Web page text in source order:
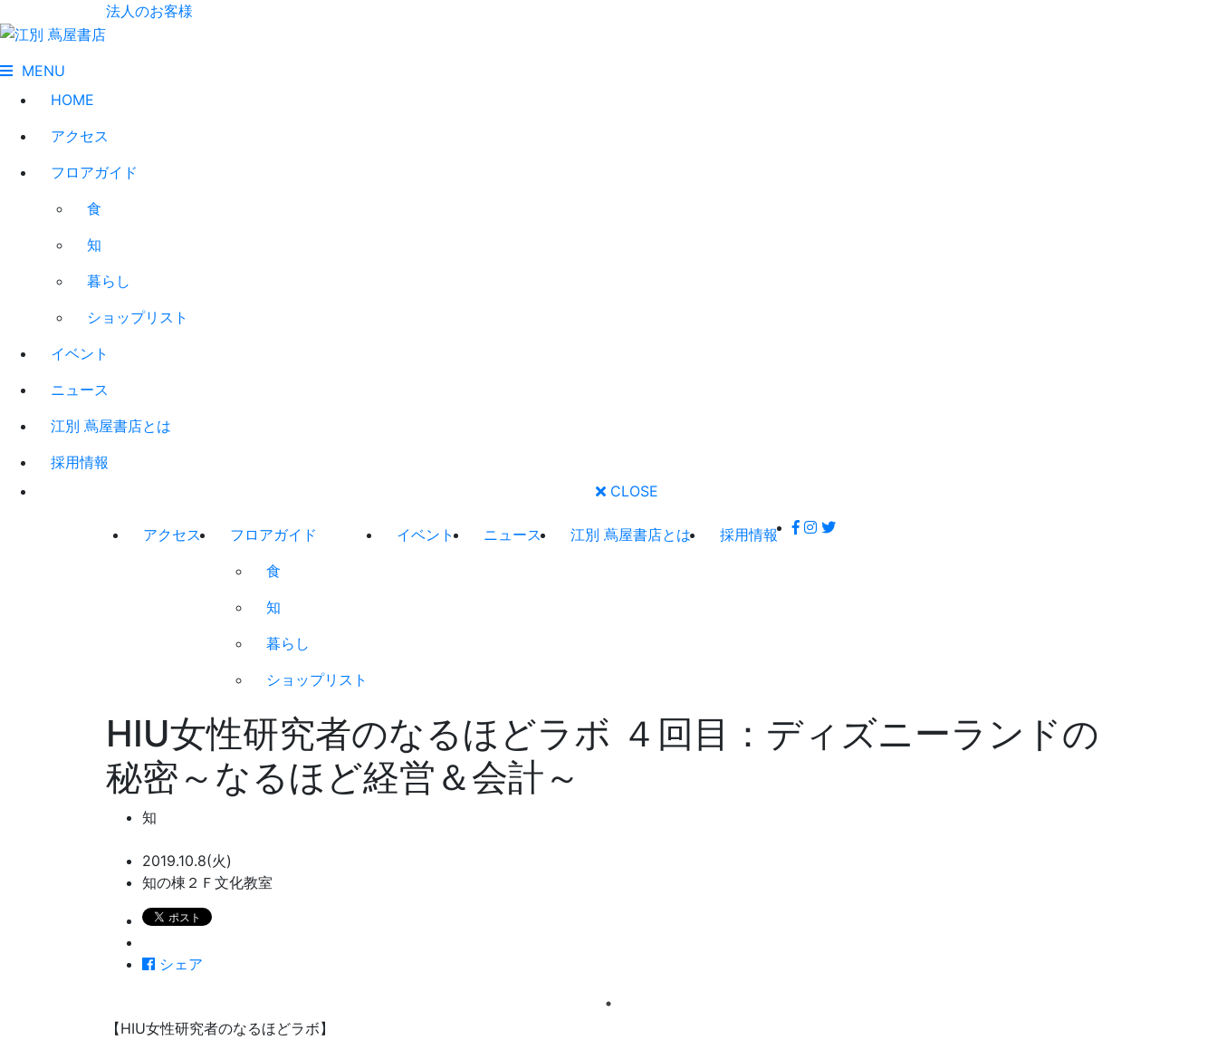
法人のお客様
MENU
HOME
アクセス
フロアガイド
食
知
暮らし
ショップリスト
イベント
ニュース
江別 蔦屋書店とは
採用情報
CLOSE
アクセス
フロアガイド
食
知
暮らし
ショップリスト
イベント ニュース 江別 蔦屋書店とは 採用情報
HIU女性研究者のなるほどラボ ４回目：ディズニーランドの
秘密～なるほど経営＆会計～
知
2019.10.8(火)
知の棟２Ｆ文化教室
シェア
【HIU女性研究者のなるほどラボ】